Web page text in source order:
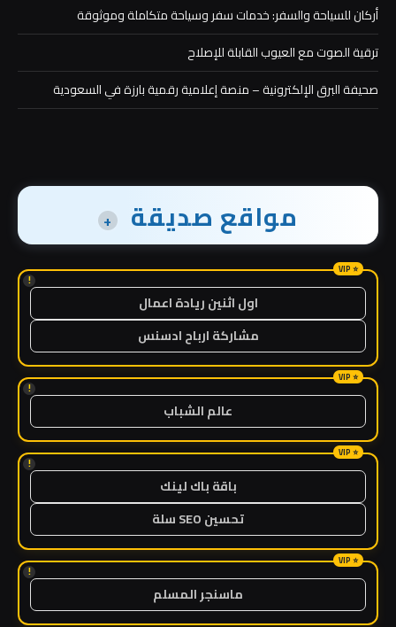
أركان للسياحة والسفر: خدمات سفر وسياحة متكاملة وموثوقة
ترقية الصوت مع العيوب القابلة للإصلاح
صحيفة البرق الإلكترونية – منصة إعلامية رقمية بارزة في السعودية
مواقع صديقة +
!
اول اثنين ريادة اعمال
مشاركة ارباح ادسنس
!
عالم الشباب
!
باقة باك لينك
تحسين SEO سلة
!
ماسنجر المسلم